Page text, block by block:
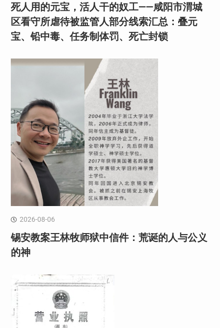
死人用的元宝，活人干的奴工——咸阳市渭城
区看守所虐待被监管人部分线索汇总：叠元
宝、铅中毒、任务制体罚、死亡封锁
2026-08-06
锡安教案王林牧师狱中信件：荒诞的人与公义
的神